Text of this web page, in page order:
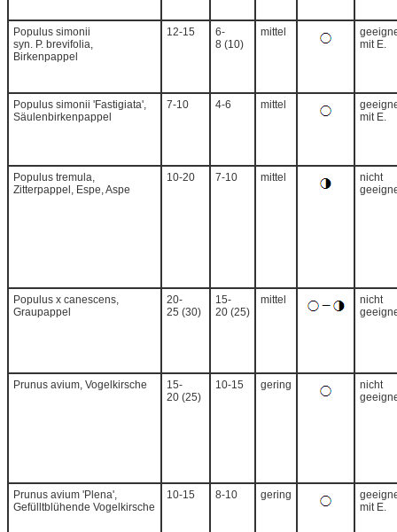
Populus simonii
syn. P. brevifolia,
Birkenpappel
12-15
6-
8 (10)
mittel
mit E.
Populus simonii 'Fastigiata',
Säulenbirkenpappel
7-10 4-6 mittel
mit E.
Populus tremula,
Zitterpappel, Espe, Aspe
10-20 7-10 mittel
nicht
Populus x canescens,
Graupappel
20-
25 (30)
15-
20 (25)
mittel
nicht
Prunus avium, Vogelkirsche
15-
20 (25)
10-15 gering
nicht
Prunus avium 'Plena',
Gefülltblühende Vogelkirsche
10-15 8-10 gering
mit E.